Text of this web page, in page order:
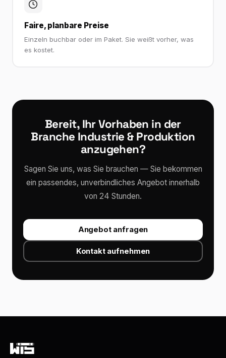
Faire, planbare Preise
Einzeln buchbar oder im Paket. Sie weißt vorher, was
es kostet.
Bereit, Ihr Vorhaben in der
Branche Industrie & Produktion
anzugehen?
Sagen Sie uns, was Sie brauchen — Sie bekommen
ein passendes, unverbindliches Angebot innerhalb
von 24 Stunden.
Angebot anfragen
Kontakt aufnehmen